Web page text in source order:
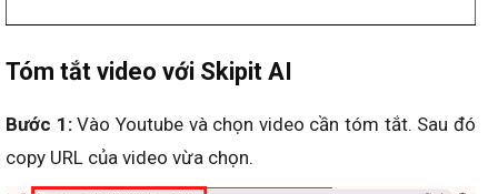
Tóm tắt video với Skipit AI
Bước 1:Vào Youtube và chọn video cần tóm tắt. Sau đó
copy URL của video vừa chọn.